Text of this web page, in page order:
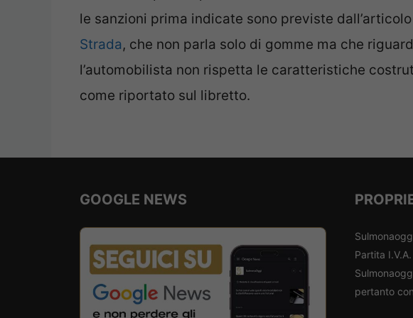
le sanzioni prima indicate sono previste
Strada, che non parla solo di gomme ma che
l’automobilista non rispetta le caratteristiche
come riportato sul libretto.
GOOGLE NEWS
Partita
pertanto